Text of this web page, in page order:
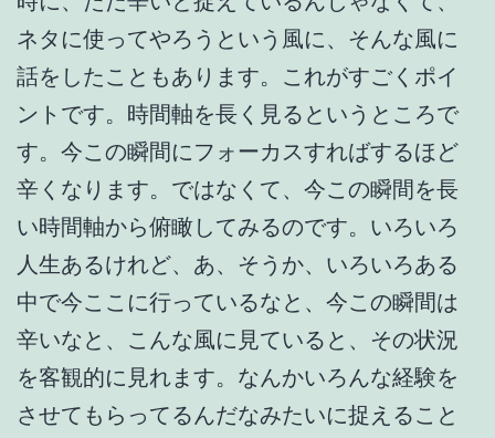
ネタに使ってやろうという風に、そんな風に
話をしたこともあります。これがすごくポイ
ントです。時間軸を長く見るというところで
す。今この瞬間にフォーカスすればするほど
辛くなります。ではなくて、今この瞬間を長
い時間軸から俯瞰してみるのです。いろいろ
人生あるけれど、あ、そうか、いろいろある
中で今ここに行っているなと、今この瞬間は
辛いなと、こんな風に見ていると、その状況
を客観的に見れます。なんかいろんな経験を
させてもらってるんだなみたいに捉えること